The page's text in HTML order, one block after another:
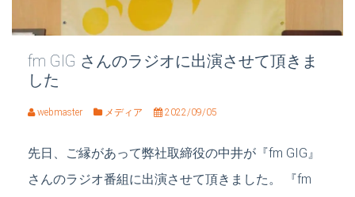
fm GIG さんのラジオに出演させて頂きま
した
webmaster メディア 2022/09/05
先日、ご縁があって弊社取締役の中井が『fm GIG』
さんのラジオ番組に出演させて頂きました。 『fm